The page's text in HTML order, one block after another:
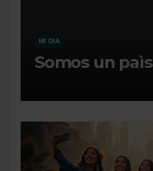
MI DIA
Somos un paìs